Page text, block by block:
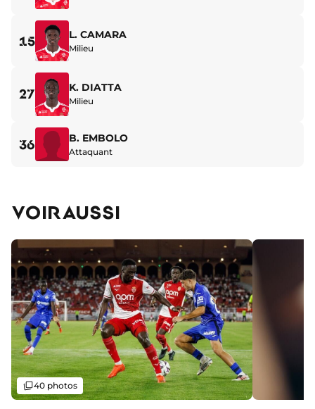
15 L. CAMARA
Milieu
27 K. DIATTA
Milieu
36 B. EMBOLO
Attaquant
VOIR AUSSI
Galerie
40 photos